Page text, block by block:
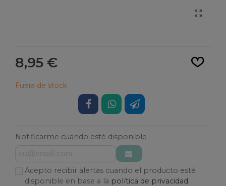
8,95 €
Fuera de stock
Notificarme cuando esté disponible
Acepto recibir alertas cuando el producto esté
disponible en base a la política de privacidad.